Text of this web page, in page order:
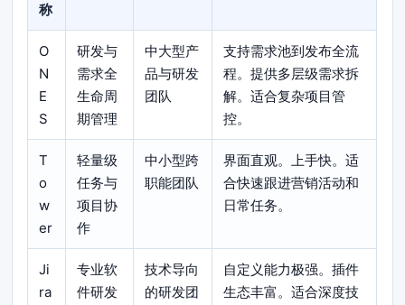
称
O
N
E
S
研发与
需求全
生命周
期管理
中大型产
品与研发
团队
支持需求池到发布全流
程。提供多层级需求拆
解。适合复杂项目管
控。
T
o
w
er
轻量级
任务与
项目协
作
中小型跨
职能团队
界面直观。上手快。适
合快速跟进营销活动和
日常任务。
Ji
ra
专业软
件研发
技术导向
的研发团
自定义能力极强。插件
生态丰富。适合深度技